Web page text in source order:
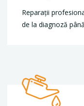
Reparații
de la diagnoză